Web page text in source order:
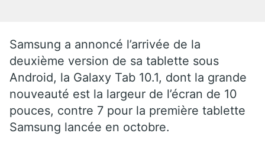
Samsung a annoncé l’arrivée de la
deuxième version de sa tablette sous
Android, la Galaxy Tab 10.1, dont la grande
nouveauté est la largeur de l’écran de 10
pouces, contre 7 pour la première tablette
Samsung lancée en octobre.